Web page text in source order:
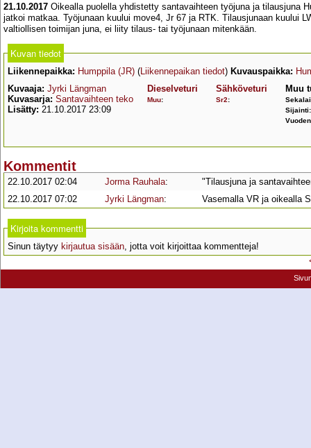
21.10.2017 Oikealla puolella yhdistetty santavaihteen työjuna ja tilausjuna
jatkoi matkaa. Työjunaan kuului move4, Jr 67 ja RTK. Tilausjunaan kuului
valtiollisen toimijan juna, ei liity tilaus- tai työjunaan mitenkään.
Kuvan tiedot
Liikennepaikka: Humppila (JR) (Liikennepaikan tiedot) Kuvauspaikka:
Kuvaaja: Jyrki Längman
Kuvasarja: Santavaihteen teko
Lisätty: 21.10.2017 23:09
Dieselveturi
Muu:
Sähköveturi
Sr2:
Muu
Kommentit
22.10.2017 02:04 Jorma Rauhala:
"Tilausjuna ja
22.10.2017 07:02
Jyrki Längman: Vasemalla VR ja oikealla
Kirjoita kommentti
Sinun täytyy kirjautua sisään , jotta voit kirjoittaa kommentteja!